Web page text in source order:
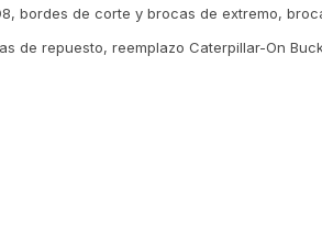
bordes de corte y brocas de extremo,
de repuesto, reemplazo Caterpillar-On